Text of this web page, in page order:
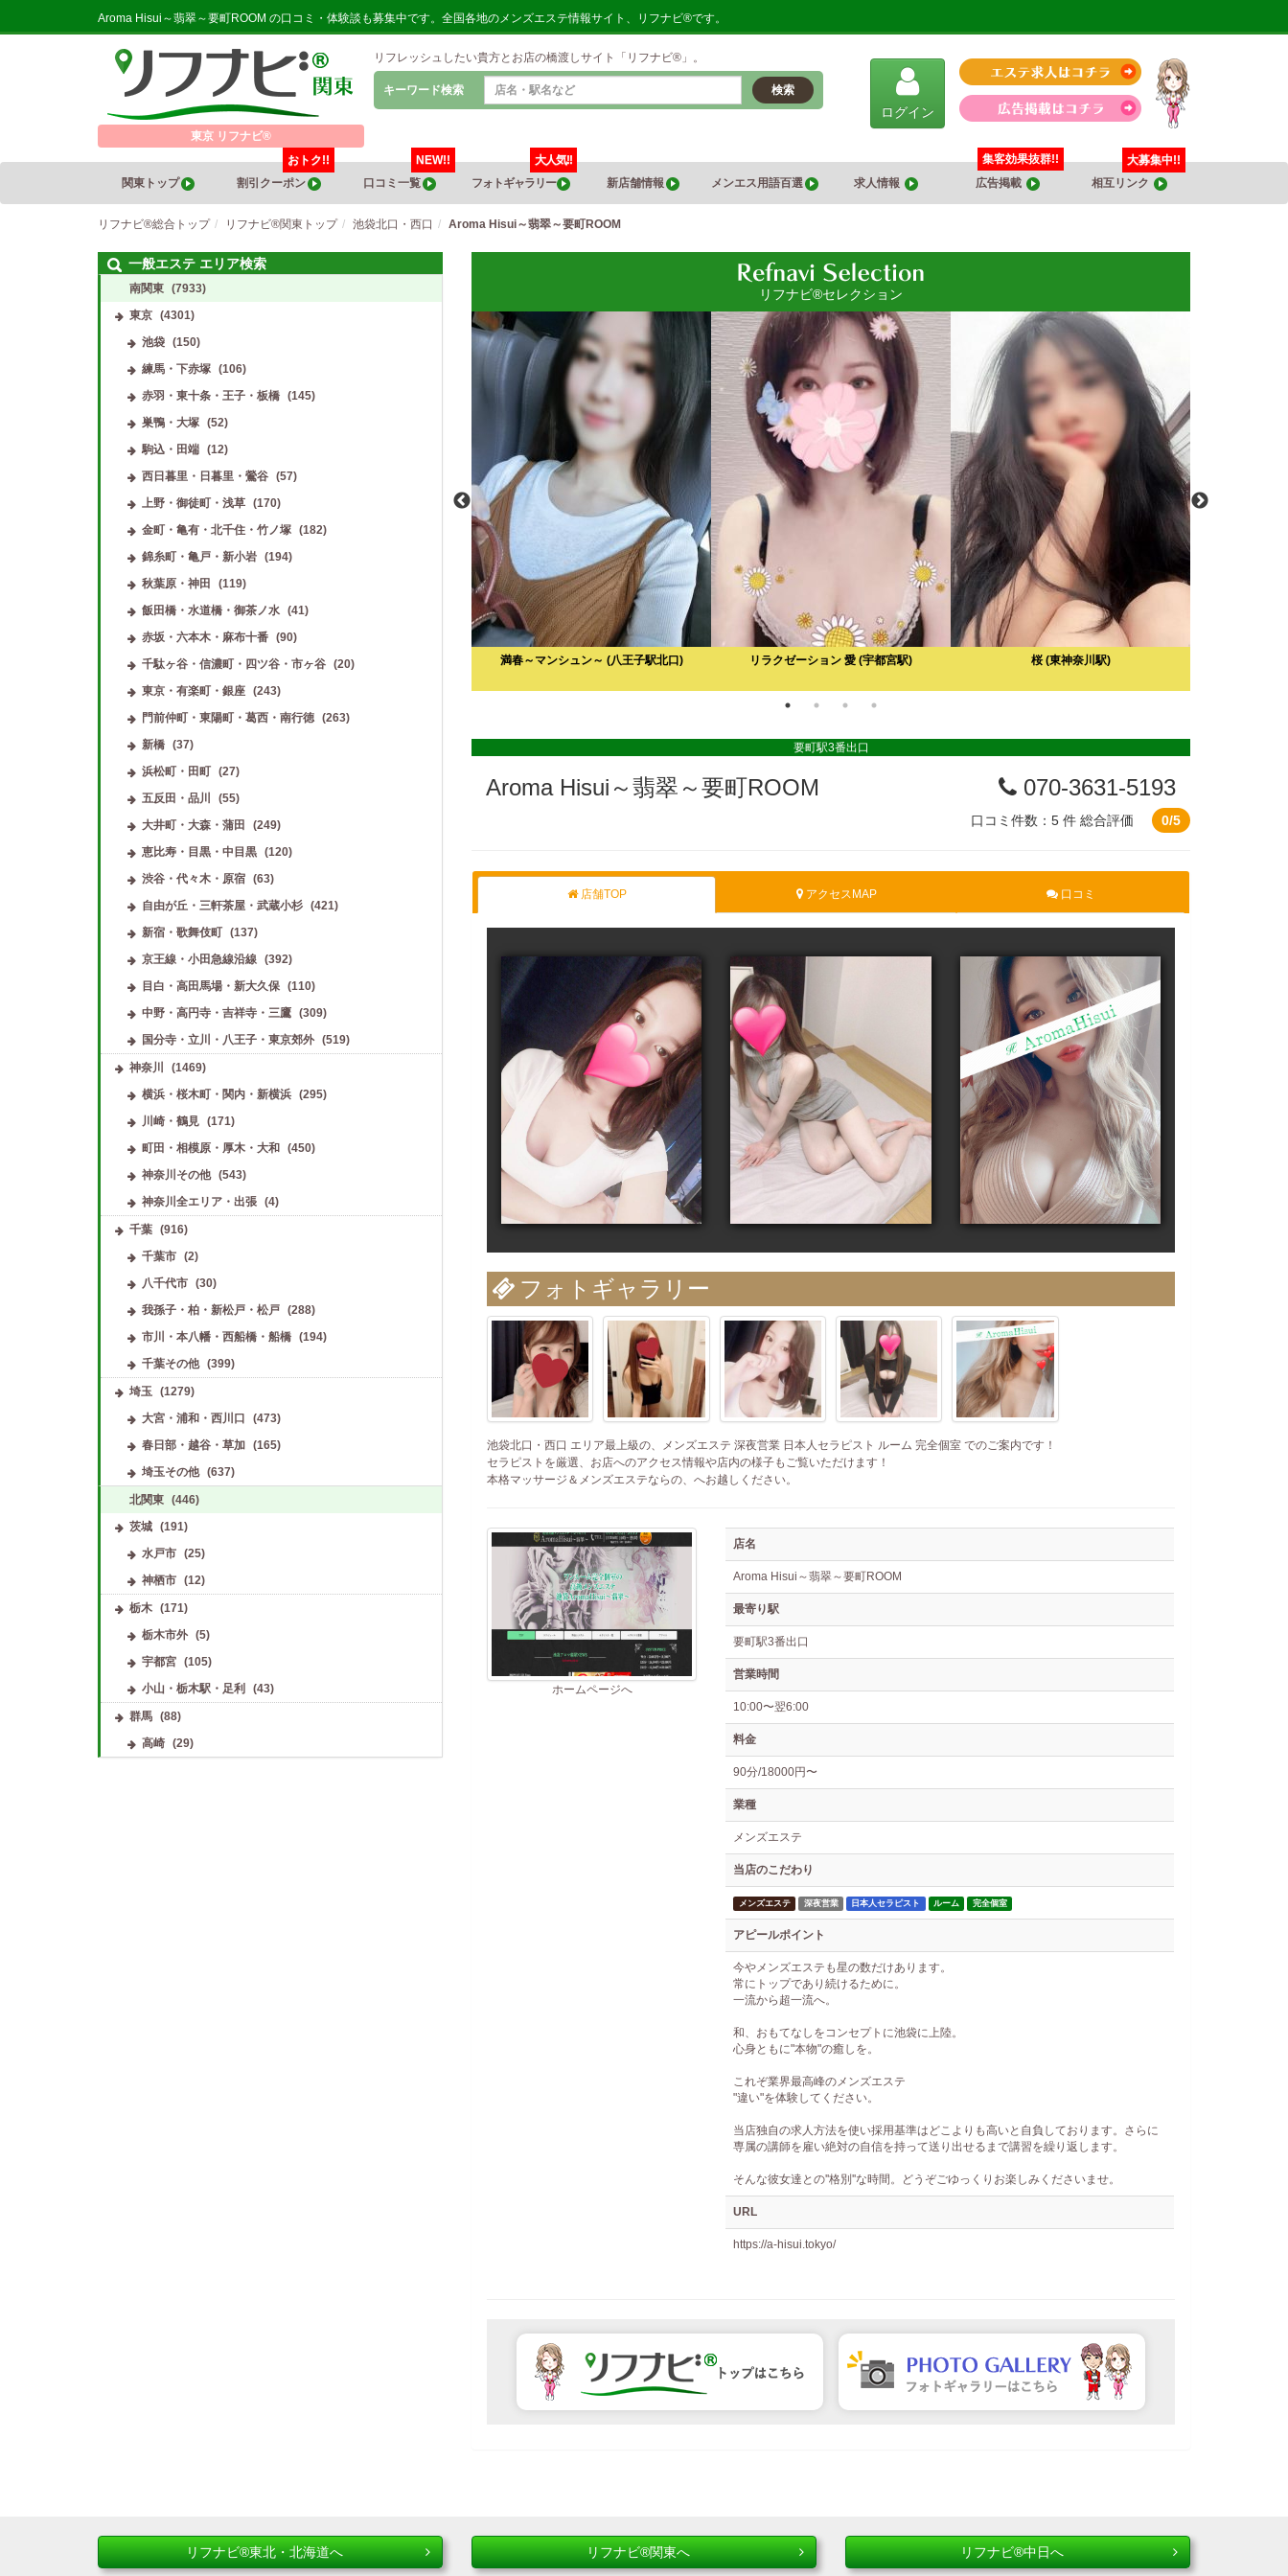
Aroma Hisui～翡翠～要町ROOM の口コミ・体験談も募集中です。全国各地のメンズエステ情報サイト、リフナビ®です。
東京 リフナビ®
リフレッシュしたい貴方とお店の橋渡しサイト「リフナビ®」。
キーワード検索 検索
ログイン
関東トップ 割引クーポン
おトク!!
口コミ一覧
NEW!!
フォトギャラリー
大人気!!
新店舗情報
メンエス用語百選 求人情報 広告掲載
集客効果抜群!!
相互リンク
大募集中!!
リフナビ®総合トップ リフナビ®関東トップ 池袋北口・西口 Aroma Hisui～翡翠～要町ROOM
リフナビ®セレクション
(町田駅) エミニ(青葉台駅) 満春～マンシュン～ (八王子駅北口) リラクゼーション 愛 (宇都宮駅) 桜(東神奈川駅)
要町駅3番出口
Aroma Hisui～翡翠～要町ROOM 070-3631-5193
口コミ件数：5 件 総合評価 0/5
店舗TOP アクセスMAP 口コミ
フォトギャラリー
池袋北口・西口 エリア最上級の、メンズエステ 深夜営業 日本人セラピスト ルーム 完全個室 でのご案内です！
セラピストを厳選、お店へのアクセス情報や店内の様子もご覧いただけます！
本格マッサージ＆メンズエステならの、へお越しください。
ホームページへ
店名
Aroma Hisui～翡翠～要町ROOM
最寄り駅
要町駅3番出口
営業時間
10:00〜翌6:00
料金
90分/18000円〜
業種
メンズエステ
当店のこだわり
メンズエステ 深夜営業 日本人セラピスト ルーム 完全個室
アピールポイント
今やメンズエステも星の数だけあります。
常にトップであり続けるために。
一流から超一流へ。
和、おもてなしをコンセプトに池袋に上陸。
心身ともに"本物"の癒しを。
これぞ業界最高峰のメンズエステ
"違い"を体験してください。
当店独自の求人方法を使い採用基準はどこよりも高いと自負しております。さらに
専属の講師を雇い絶対の自信を持って送り出せるまで講習を繰り返します。
そんな彼女達との''格別''な時間。どうぞごゆっくりお楽しみくださいませ。
URL
https://a-hisui.tokyo/
一般エステ エリア検索
南関東 (7933)
東京 (4301)
池袋
(150)
練馬・下赤塚
(106)
赤羽・東十条・王子・板橋
(145)
巣鴨・大塚
(52)
駒込・田端
(12)
西日暮里・日暮里・鶯谷
(57)
上野・御徒町・浅草
(170)
金町・亀有・北千住・竹ノ塚
(182)
錦糸町・亀戸・新小岩
(194)
秋葉原・神田
(119)
飯田橋・水道橋・御茶ノ水
(41)
赤坂・六本木・麻布十番
(90)
千駄ヶ谷・信濃町・四ツ谷・市ヶ谷
(20)
東京・有楽町・銀座
(243)
門前仲町・東陽町・葛西・南行徳
(263)
新橋
(37)
浜松町・田町
(27)
五反田・品川
(55)
大井町・大森・蒲田
(249)
恵比寿・目黒・中目黒
(120)
渋谷・代々木・原宿
(63)
自由が丘・三軒茶屋・武蔵小杉
(421)
新宿・歌舞伎町
(137)
京王線・小田急線沿線
(392)
目白・高田馬場・新大久保
(110)
中野・高円寺・吉祥寺・三鷹
(309)
国分寺・立川・八王子・東京郊外
(519)
神奈川
(1469)
横浜・桜木町・関内・新横浜
(295)
川崎・鶴見
(171)
町田・相模原・厚木・大和
(450)
神奈川その他
(543)
神奈川全エリア・出張
(4)
千葉 (916)
千葉市
(2)
八千代市
(30)
我孫子・柏・新松戸・松戸
(288)
市川・本八幡・西船橋・船橋
(194)
千葉その他
(399)
埼玉
(1279)
大宮・浦和・西川口
(473)
春日部・越谷・草加
(165)
埼玉その他
(637)
北関東 (446)
茨城 (191)
水戸市
(25)
神栖市
(12)
栃木 (171)
栃木市外
(5)
宇都宮
(105)
小山・栃木駅・足利
(43)
群馬 (88)
高崎
(29)
リフナビ®東北・北海道へ リフナビ®関東へ リフナビ®中日へ